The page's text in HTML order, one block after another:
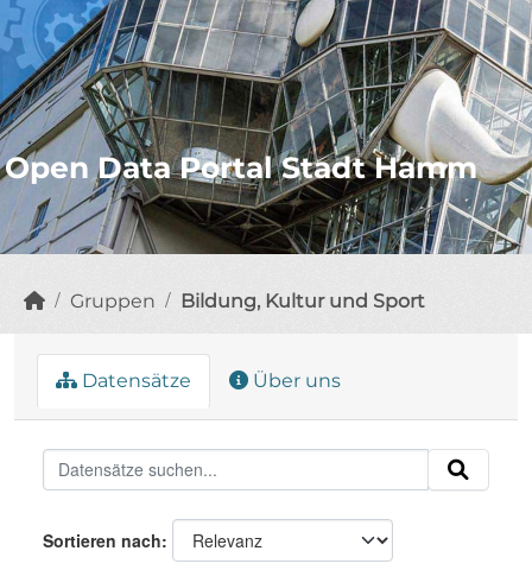
Open Data Portal Stadt Hamm
Gruppen Bildung, Kultur und Sport
Datensätze Über uns
Sortieren nach